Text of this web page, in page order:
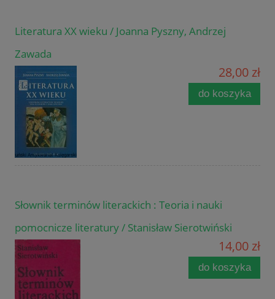
Literatura XX wieku / Joanna Pyszny, Andrzej
Zawada
28,00 zł
do koszyka
Słownik terminów literackich : Teoria i nauki
pomocnicze literatury / Stanisław Sierotwiński
14,00 zł
do koszyka